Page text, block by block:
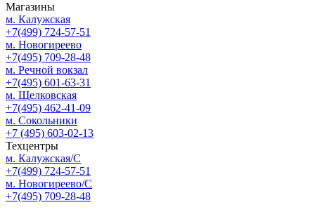
Магазины
м. Калужская
+7(499) 724-57-51
м. Новогиреево
+7(495) 709-28-48
м. Речной вокзал
+7(495) 601-63-31
м. Щелковская
+7(495) 462-41-09
м. Сокольники
+7 (495) 603-02-13
Техцентры
м. Калужская/С
+7(499) 724-57-51
м. Новогиреево/С
+7(495) 709-28-48